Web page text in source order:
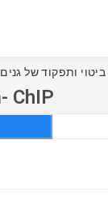
מיצוי נוגדני של כרומטין- ChIP